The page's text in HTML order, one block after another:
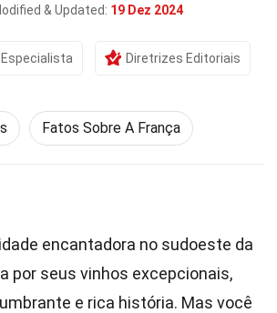
& Updated: 19 Dez 2024
Diretrizes Editoriais
Fatos Sobre A França
encantadora no sudoeste da
por seus vinhos excepcionais,
e rica história. Mas você